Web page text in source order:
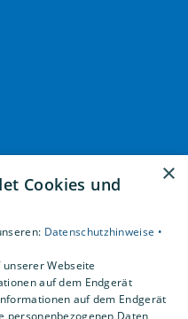
×
Cookies und
Datenschutzhinweise •
Webseite
auf dem Endgerät
auf dem Endgerät
personenbezogenen Daten